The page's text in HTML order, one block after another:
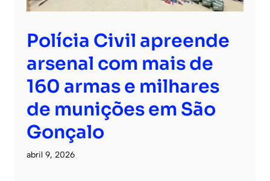
Polícia Civil apreende
arsenal com mais de
160 armas e milhares
de munições em São
Gonçalo
abril 9, 2026